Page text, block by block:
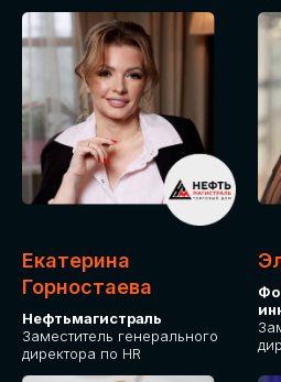
Екатерина
Горностаева
Нефтьмагистраль
Заместитель генерального
директора по HR
Приглашаем стать партнером
TECH FORUM и презентовать ваши
решения целевой аудитории.
рады сотрудничеству!
СТАНЬТЕ
ЭКСПОНЕНТОМ
ПОДАТЬ ЗАЯВКУ
IT Solutions for Business